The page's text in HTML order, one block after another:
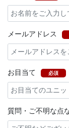
メールアドレス
お目当て 必須
質問・ご不明な点